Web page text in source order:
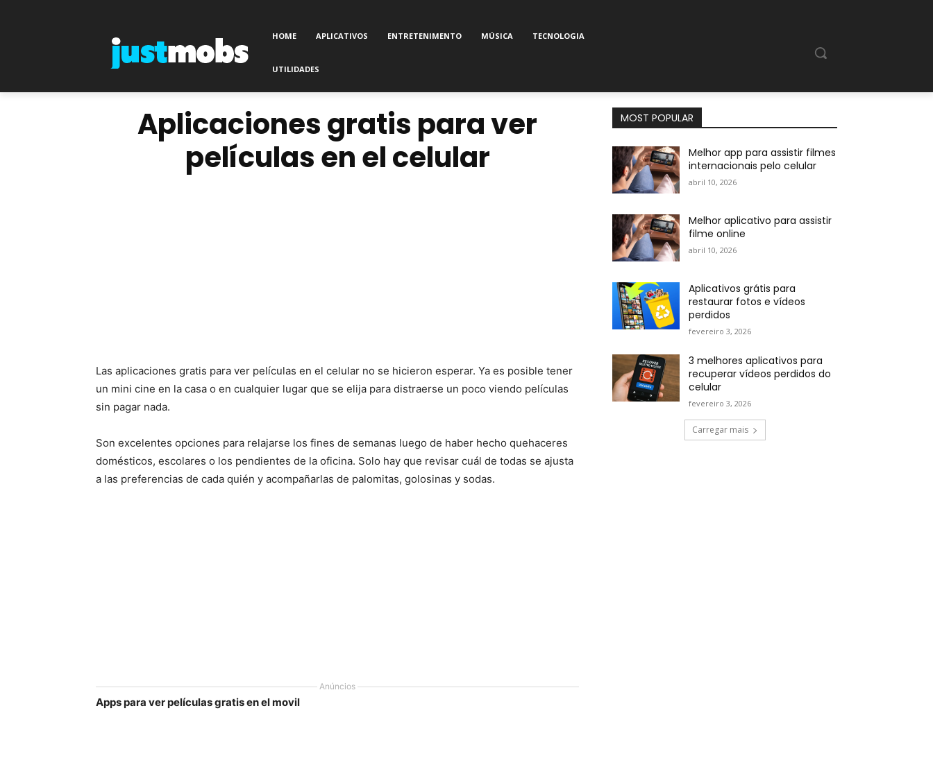
HOME APLICATIVOS ENTRETENIMENTO MÚSICA TECNOLOGIA
UTILIDADES
Aplicaciones gratis para ver
películas en el celular
Las aplicaciones gratis para ver películas en el celular no se hicieron esperar. Ya es posible tener
un mini cine en la casa o en cualquier lugar que se elija para distraerse un poco viendo películas
sin pagar nada.
Son excelentes opciones para relajarse los fines de semanas luego de haber hecho quehaceres
domésticos, escolares o los pendientes de la oficina. Solo hay que revisar cuál de todas se ajusta
a las preferencias de cada quién y acompañarlas de palomitas, golosinas y sodas.
Anúncios
Apps para ver películas gratis en el movil
MOST POPULAR
Melhor app para assistir filmes
internacionais pelo celular
abril 10, 2026
Melhor aplicativo para assistir
filme online
abril 10, 2026
Aplicativos grátis para
restaurar fotos e vídeos
perdidos
fevereiro 3, 2026
3 melhores aplicativos para
recuperar vídeos perdidos do
celular
fevereiro 3, 2026
Carregar mais